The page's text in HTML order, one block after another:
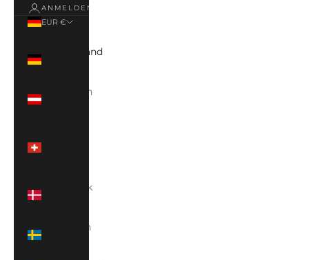
ANMELDEN
EUR €
Deutschland
Österreich
Dänemark
Schweden